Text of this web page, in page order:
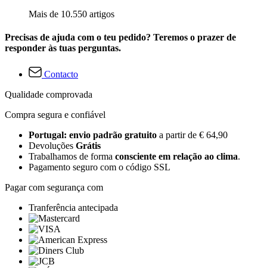
Mais de 10.550 artigos
Precisas de ajuda com o teu pedido? Teremos o prazer de
responder às tuas perguntas.
Contacto
Qualidade comprovada
Compra segura e confiável
Portugal: envio padrão gratuito a partir de € 64,90
Devoluções Grátis
Trabalhamos de forma consciente em relação ao clima.
Pagamento seguro com o código SSL
Pagar com segurança com
Tranferência antecipada